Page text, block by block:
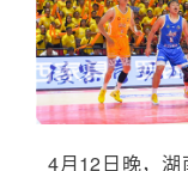
4月12日晚，